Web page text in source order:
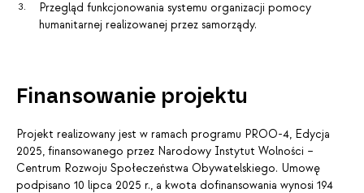
Przegląd funkcjonowania systemu organizacji pomocy
humanitarnej realizowanej przez samorządy.
Finansowanie projektu
Projekt realizowany jest w ramach programu PROO-4, Edycja
2025, finansowanego przez Narodowy Instytut Wolności –
Centrum Rozwoju Społeczeństwa Obywatelskiego. Umowę
podpisano 10 lipca 2025 r., a kwota dofinansowania wynosi 194